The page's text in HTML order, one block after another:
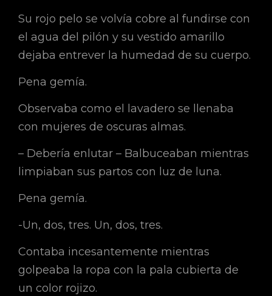
Su rojo pelo se volvía cobre al fundirse con
el agua del pilón y su vestido amarillo
dejaba entrever la humedad de su cuerpo.
Pena gemía.
Observaba como el lavadero se llenaba
con mujeres de oscuras almas.
– Debería enlutar – Balbuceaban mientras
limpiaban sus partos con luz de luna.
Pena gemía.
-Un, dos, tres. Un, dos, tres.
Contaba incesantemente mientras
golpeaba la ropa con la pala cubierta de
un color rojizo.